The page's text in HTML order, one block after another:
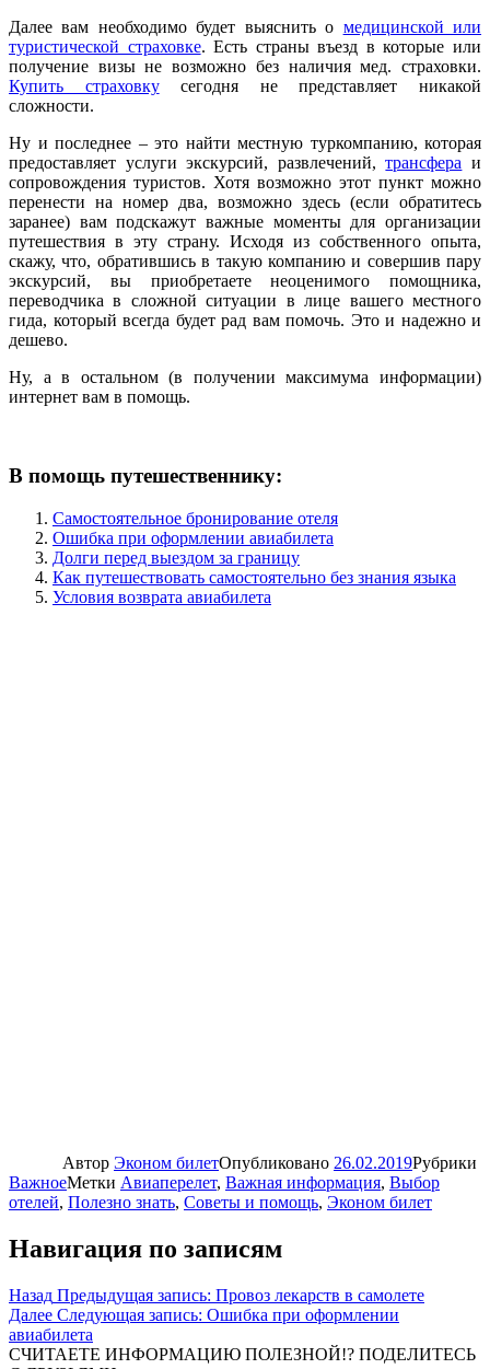
Далее вам необходимо будет выяснить о медицинской или
туристической страховке. Есть страны въезд в которые или
получение визы не возможно без наличия мед. страховки.
Купить страховкусегодня не представляет никакой
сложности.
Ну и последнее – это найти местную туркомпанию, которая
предоставляет услуги экскурсий, развлечений,трансфера и
сопровождения туристов. Хотя возможно этот пункт можно
перенести на номер два, возможно здесь (если обратитесь
заранее) вам подскажут важные моменты для организации
путешествия в эту страну. Исходя из собственного опыта,
скажу, что, обратившись в такую компанию и совершив пару
экскурсий, вы приобретаете неоценимого помощника,
переводчика в сложной ситуации в лице вашего местного
гида, который всегда будет рад вам помочь. Это и надежно и
дешево.
Ну, а в остальном (в получении максимума информации)
интернет вам в помощь.
В помощь путешественнику:
Самостоятельное бронирование отеля
Ошибка при оформлении авиабилета
Долги перед выездом за границу
Как путешествовать самостоятельно без знания языка
Условия возврата авиабилета
Автор Эконом билетОпубликовано 26.02.2019Рубрики
ВажноеМетки Авиаперелет, Важная информация, Выбор
отелей, Полезно знать, Советы и помощь, Эконом билет
Навигация по записям
Назад Предыдущая запись: Провоз лекарств в самолете
Далее Следующая запись: Ошибка при оформлении
авиабилета
СЧИТАЕТЕ ИНФОРМАЦИЮ ПОЛЕЗНОЙ!? ПОДЕЛИТЕСЬ